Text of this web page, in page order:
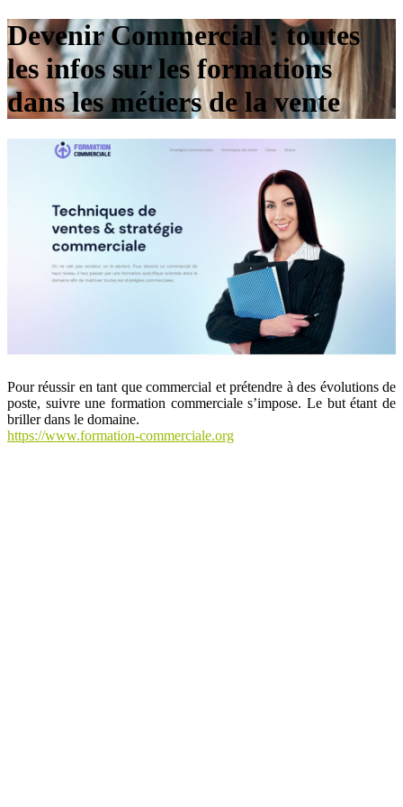
Devenir Commercial : toutes
les infos sur les formations
dans les métiers de la vente
Pour réussir en tant que commercial et prétendre à des évolutions de
poste, suivre une formation commerciale s’impose. Le but étant de
briller dans le domaine.
https://www.formation-commerciale.org